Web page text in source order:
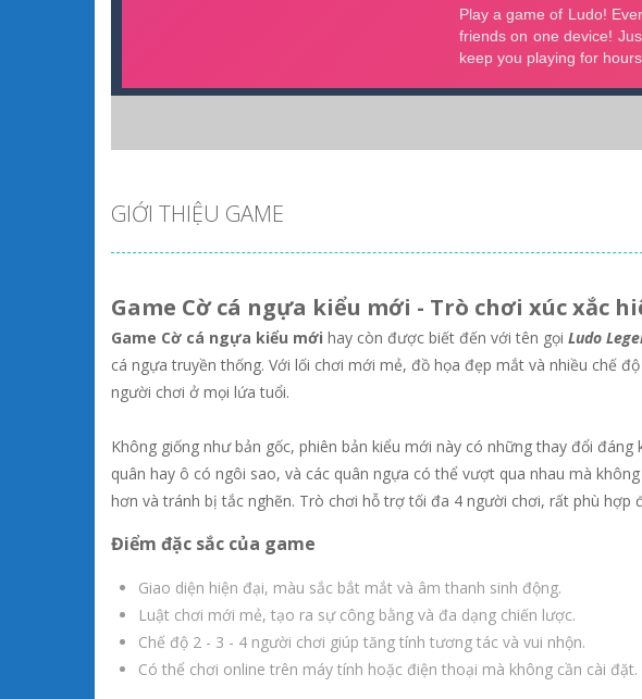
GIỚI THIỆU GAME
Game Cờ cá ngựa kiểu mới - Trò chơi xúc xắc
Game Cờ cá ngựa kiểu mới hay còn được biết đến với tên gọi Ludo
cá ngựa truyền thống. Với lối chơi mới mẻ, đồ họa đẹp mắt và nhiều chế
người chơi ở mọi lứa tuổi.
Không giống như bản gốc, phiên bản kiểu mới này có những thay đổi
quân hay ô có ngôi sao, và các quân ngựa có thể vượt qua nhau mà
hơn và tránh bị tắc nghẽn. Trò chơi hỗ trợ tối đa 4 người chơi, rất phù hợp
Điểm đặc sắc của game
Giao diện hiện đại, màu sắc bắt mắt và âm thanh sinh động.
Luật chơi mới mẻ, tạo ra sự công bằng và đa dạng chiến lược.
Chế độ 2 - 3 - 4 người chơi giúp tăng tính tương tác và vui nhộn.
Có thể chơi online trên máy tính hoặc điện thoại mà không cần cài đặt.